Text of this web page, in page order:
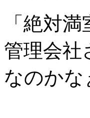
「絶対
管理会社
なのかな